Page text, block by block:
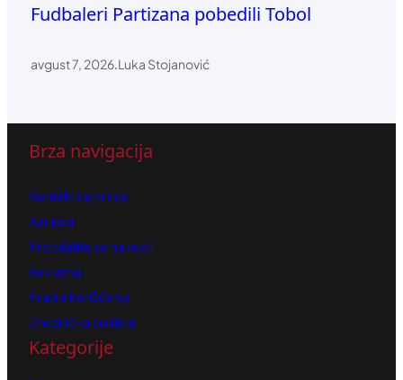
Fudbaleri Partizana pobedili Tobol
avgust 7, 2026.Luka Stojanović
Brza navigacija
Kontaktirajte nas
Karijera
Pretplatite se na vesti
Reklama
Pravila korišćenja
Urednička politika
Kategorije